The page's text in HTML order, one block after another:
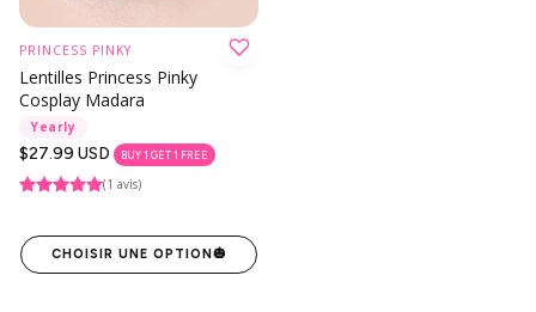
PRINCESS PINKY
Lentilles Princess Pinky
Cosplay Madara
Yearly
Prix
habituel
$27.99 USD BUY 1 GET 1 FREE
(1 avis)
CHOISIR UNE OPTION🎃